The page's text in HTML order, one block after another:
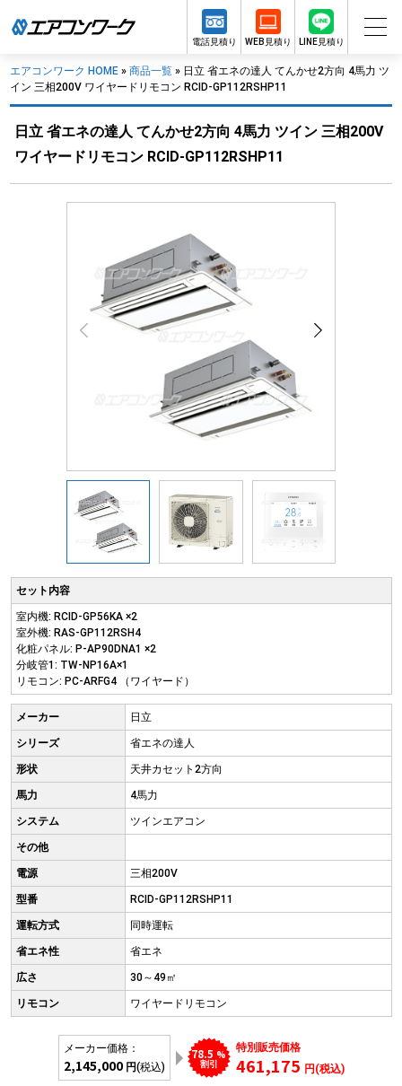
電話見積り WEB見積り LINE見積り
エアコンワーク HOME » 商品一覧 » 日立 省エネの達人 てんかせ2方向 4馬力 ツ
イン 三相200V ワイヤードリモコン RCID-GP112RSHP11
日立 省エネの達人 てんかせ2方向 4馬力 ツイン 三相200V
ワイヤードリモコン RCID-GP112RSHP11
セット内容
室内機: RCID-GP56KA ×2
室外機: RAS-GP112RSH4
化粧パネル: P-AP90DNA1 ×2
分岐管1: TW-NP16A×1
リモコン: PC-ARFG4 （ワイヤード）
メーカー 日立
シリーズ 省エネの達人
形状 天井カセット2方向
馬力 4馬力
システム ツインエアコン
その他
電源 三相200V
型番 RCID-GP112RSHP11
運転方式 同時運転
省エネ性 省エネ
広さ 30～49㎡
リモコン ワイヤードリモコン
メーカー価格：
2,145,000 円(税込)
78.5 %
割引
特別販売価格
461,175 円(税込)